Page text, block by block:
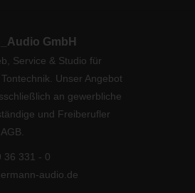
GmbH
Service & Studio für
Unser Angebot
an gewerbliche
und Freiberufler
36 331 - 0
audio.de